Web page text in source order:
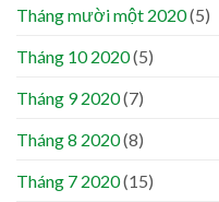
Tháng mười một 2020(5)
Tháng 10 2020(5)
Tháng 9 2020(7)
Tháng 8 2020(8)
Tháng 7 2020(15)